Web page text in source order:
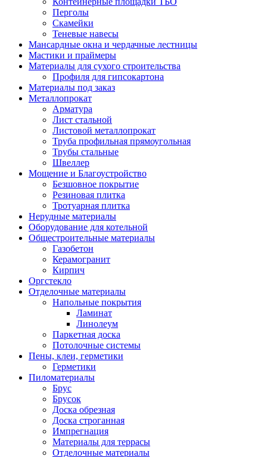
Перголы
Скамейки
Теневые навесы
Мансардные окна и чердачные лестницы
Мастики и праймеры
Материалы для сухого строительства
Профиля для гипсокартона
Материалы под заказ
Металлопрокат
Арматура
Лист стальной
Листовой металлопрокат
Труба профильная прямоугольная
Трубы стальные
Швеллер
Мощение и Благоустройство
Безшовное покрытие
Резиновая плитка
Тротуарная плитка
Нерудные материалы
Оборудование для котельной
Общестроительные материалы
Газобетон
Керамогранит
Кирпич
Оргстекло
Отделочные материалы
Напольные покрытия
Ламинат
Линолеум
Паркетная доска
Потолочные системы
Пены, клеи, герметики
Герметики
Пиломатериалы
Брус
Брусок
Доска обрезная
Доска строганная
Импрегнация
Материалы для террасы
Отделочные материалы